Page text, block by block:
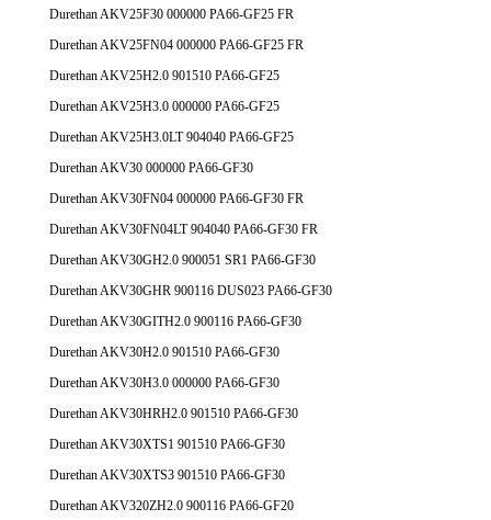
Durethan AKV25F30 000000 PA66-GF25 FR
Durethan AKV25FN04 000000 PA66-GF25 FR
Durethan AKV25H2.0 901510 PA66-GF25
Durethan AKV25H3.0 000000 PA66-GF25
Durethan AKV25H3.0LT 904040 PA66-GF25
Durethan AKV30 000000 PA66-GF30
Durethan AKV30FN04 000000 PA66-GF30 FR
Durethan AKV30FN04LT 904040 PA66-GF30 FR
Durethan AKV30GH2.0 900051 SR1 PA66-GF30
Durethan AKV30GHR 900116 DUS023 PA66-GF30
Durethan AKV30GITH2.0 900116 PA66-GF30
Durethan AKV30H2.0 901510 PA66-GF30
Durethan AKV30H3.0 000000 PA66-GF30
Durethan AKV30HRH2.0 901510 PA66-GF30
Durethan AKV30XTS1 901510 PA66-GF30
Durethan AKV30XTS3 901510 PA66-GF30
Durethan AKV320ZH2.0 900116 PA66-GF20